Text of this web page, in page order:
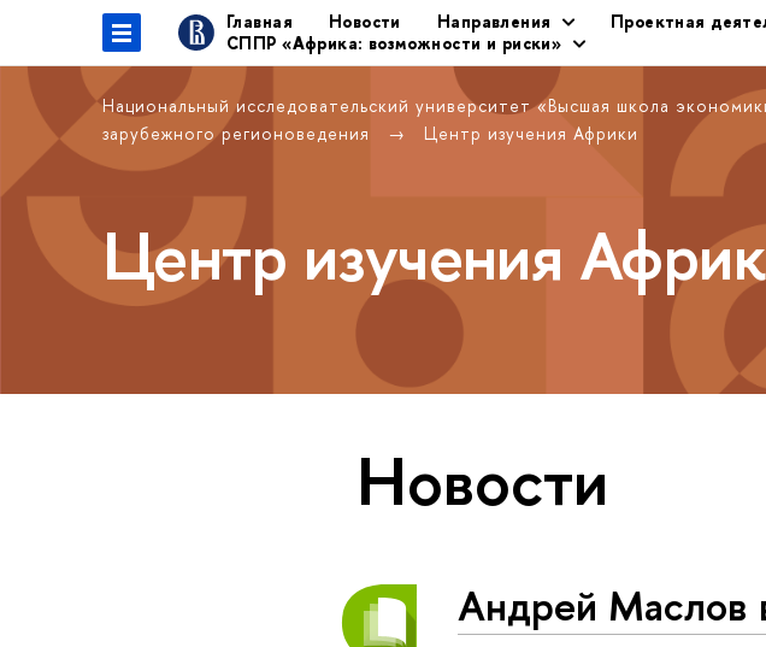
Главная Новости Направления Проектная
СППР «Африка: возможности и риски»
Национальный исследовательский университет «Высшая школа
зарубежного регионоведения
Центр изучения Африки
Центр изучения
Новости
Андрей Маслов